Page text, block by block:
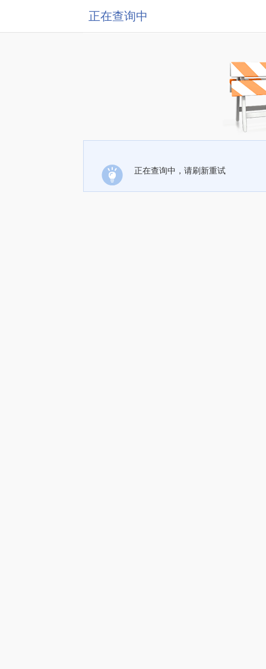
正在查询中
正在查询中，请刷新重试